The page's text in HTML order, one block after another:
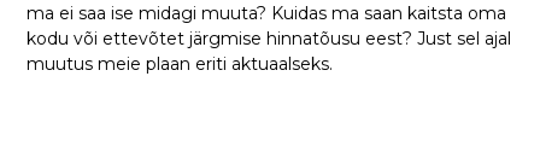
ma ei saa ise midagi muuta? Kuidas ma saan kaitsta oma
kodu või ettevõtet järgmise hinnatõusu eest? Just sel ajal
muutus meie plaan eriti aktuaalseks.